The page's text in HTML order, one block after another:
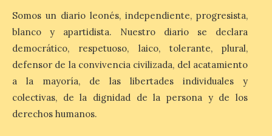
la […]
La Feria del Motor abre
sus puertas en el Colegio
Nuestra Señora del
Carmen de La Bañeza
9 Ago 2026
Somos un diario leonés, independiente, progresista,
blanco y apartidista. Nuestro diario se declara
democrático, respetuoso, laico, tolerante, plural,
defensor de la convivencia civilizada, del acatamiento
a la mayoría, de las libertades individuales y
colectivas, de la dignidad de la persona y de los
derechos humanos.